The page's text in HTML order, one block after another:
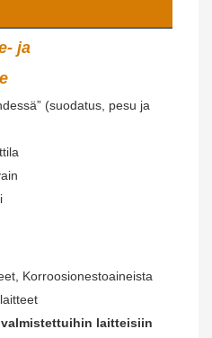
ja
Korroosionestoaineista
laitteisiin